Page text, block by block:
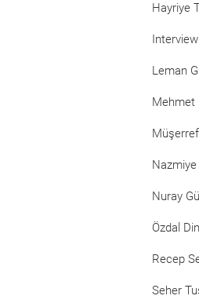
Hayriye
Leman
Mehmet
Nazmiye
Nuray
Özdal
Recep
Seher